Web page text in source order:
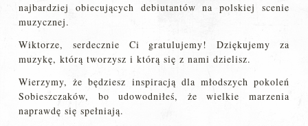
najbardziej obiecujących debiutantów na polskiej scenie
muzycznej.
Wiktorze, serdecznie Ci gratulujemy! Dziękujemy za
muzykę, którą tworzysz i którą się z nami dzielisz.
Wierzymy, że będziesz inspiracją dla młodszych pokoleń
Sobieszczaków, bo udowodniłeś, że wielkie marzenia
naprawdę się spełniają.